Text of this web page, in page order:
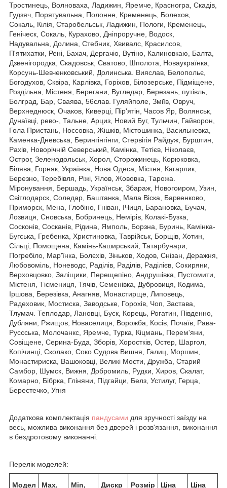
Тростинець, Волноваха, Ладижин, Яремче, Красногра, Скадів,
Гудзяч, Порятувальна, Полонне, Кременець, Болехов,
Сокаль, Кілія, Старобельськ, Ладижин, Пологи, Кременець,
Геніческ, Сокаль, Курахово, Дніпроручне, Водоск,
Надувальна, Долина, Стебник, Хвивалс, Красилсов,
П'ятихатки, Рені, Бахач, Дергачіо, Вутіно, Калиновкаю, Балта,
Дзвенігородка, Скадовськ, Сватово, Шполота, Новаукраїнка,
Корсунь-Шевченковський, Долинська. Вияслав, Белопольє,
Богодухов, Сквіра, Карлівка, Горіхов, Білозерське, Підміщене,
Роздільна, Містеня, Берегани, Вугледар, Березань, путівль,
Болград, Бар, Сваява, 56слав. Гуляйполе, Зміїв, Овруч,
Верхнеднюск, Очаков, Киверці, Пір'ятін, Часов Яр, Волянськ,
Дунаївці, рево-, Тальне, Арциз, Новий Буг, Тульчин, Гайворон,
Гола Пристань, Носсовка, Жішків, Містошинка, Васильневка,
Каменка-Дневська, Берингінгінги, Стервігія Райдуж, Бурштин,
Рахів, Новорічній Северський, Камінка, Тетієв, Ніколаєв,
Острог, Зеленодольськ, Хорол, Сторожинець, Корюковка,
Білява, Горняк, Українка, Нова Одеса, Містня, Кагарлик,
Березно, Теребівля, Ріжі, Ялов, Жововка, Тарожа.
Міронування, Бершадь, Українськ, Збараж, Новогоиром, Узин,
Світлодарск, Соледар, Баштанка, Мала Віска, Барвенково,
Приморск, Мена, Глобіно, Гніван, ІЧиця, Барановка, Бучач,
Лозвиця, Сновська, Бобринець, Немірів, Колакі-Бузка,
Сосконів, Сосканів, Рідина, Ямполь, Борзна, Буринь, Камінка-
Бугська, Гребенка, Христиновка, Таврійськ, Борщів, Хотин,
Сільці, Помощена, Камінь-Каширський, Татарбунари,
Погребіло, Мар'їнка, Болєхів, Зіньков, Ходов, Снізан, Деражня,
Любовоміль, Ноневодс, Раділів, Раділів, Раділієв, Сокиряни,
Верховцовко, Заліщики, Перещепіно, Андрушівка, Пустомити,
Містеня, Тісмениця, Тячів, Семенівка, Дубровиця, Кодима,
Іршова, Березівка, Анагняв, Монастирще, Липовець,
Радеховик, Мостиска, Заводське, Горохів, Чоп, Застава,
Тлумач. Теплодар, Лановці, Буск, Корець, Рогатин, Південно,
Дубляни, Ржищов, Новаселиця, Ворожба, Косів, Почаїв, Рава-
Руссська, Молочанкс, Яремче, Турка, Кіцмань, Перем'яни,
Совіщене, Серина-Буда, Зборів, Хоростків, Остер, Шаргол,
Копічинці, Сколако, Соко Судова Вишня, Галиц, Моршин,
Монастириска, Вашоковці, Великі Мости, Дружба, Старий
Самбор, Шумск, Вижня, Добромиль, Рудки, Хиров, Скалат,
Комарно, Бібрка, Гліняни, Підгайци, Белз, Устилуг, Герца,
Берестечко, Угня
Додаткова комплектація пандусами для зручності заїзду на
весь, можлива виконання без дверей і розв'язання, виконання
в бездротовому виконанні.
Перелік моделей:
Модел Max, Min, Дискр Розмір Ціна Ціна